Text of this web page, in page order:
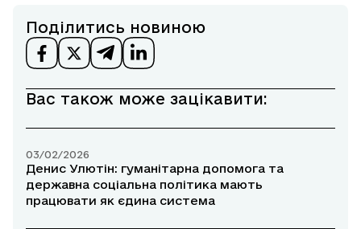
Поділитись новиною
Вас також може зацікавити:
03/02/2026
Денис Улютін: гуманітарна допомога та
державна соціальна політика мають
працювати як єдина система